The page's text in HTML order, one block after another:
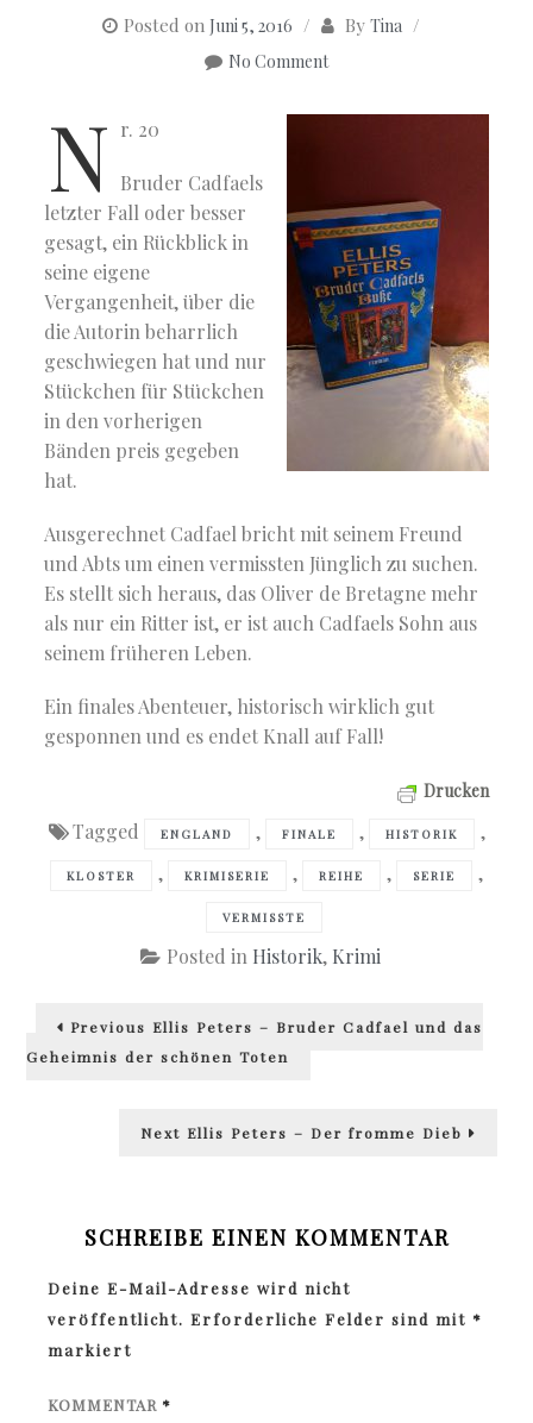
Posted on Juni 5, 2016 By Tina
No Comment
N r. 20
Bruder Cadfaels
letzter Fall oder besser
gesagt, ein Rückblick in
seine eigene
Vergangenheit, über die
die Autorin beharrlich
geschwiegen hat und nur
Stückchen für Stückchen
in den vorherigen
Bänden preis gegeben
hat.
Ausgerechnet Cadfael bricht mit seinem Freund
und Abts um einen vermissten Jünglich zu suchen.
Es stellt sich heraus, das Oliver de Bretagne mehr
als nur ein Ritter ist, er ist auch Cadfaels Sohn aus
seinem früheren Leben.
Ein finales Abenteuer, historisch wirklich gut
gesponnen und es endet Knall auf Fall!
Drucken
Tagged ENGLAND , FINALE , HISTORIK ,
KLOSTER , KRIMISERIE , REIHE , SERIE ,
VERMISSTE
Posted in Historik, Krimi
Beitragsnavigation
Previous Previous
Ellis Peters – Bruder Cadfael und das
Geheimnis der schönen Toten
Next Next
Ellis Peters – Der fromme Dieb
SCHREIBE EINEN KOMMENTAR
Deine E-Mail-Adresse wird nicht
veröffentlicht. Erforderliche Felder sind mit *
markiert
KOMMENTAR *